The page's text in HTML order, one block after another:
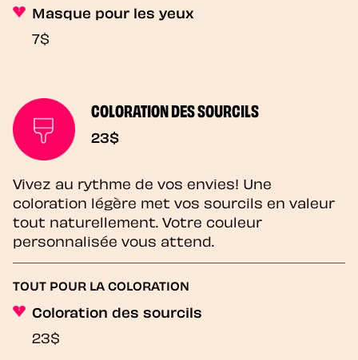
Masque pour les yeux
7$
COLORATION DES SOURCILS
23$
Vivez au rythme de vos envies! Une
coloration légère met vos sourcils en valeur
tout naturellement. Votre couleur
personnalisée vous attend.
TOUT POUR LA COLORATION
Coloration des sourcils
23$